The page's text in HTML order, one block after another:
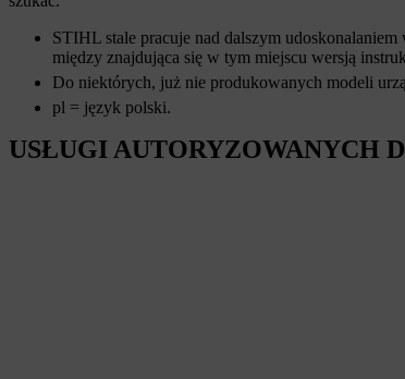
STIHL stale pracuje nad dalszym
między znajdująca się w tym miejscu wersją
Do niektórych, już nie produkowanych modeli
pl = język polski.
USŁUGI AUTORYZOWANYCH